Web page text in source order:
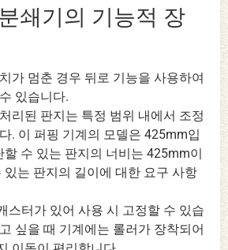
쇄기의 기능적 장
가 멈춘 경우 뒤로 기능을 사용하여
있습니다.
리된 판지는 특정 범위 내에서 조정
. 이 퍼핑 기계의 모델은 425mm입
할 수 있는 판지의 너비는 425mm이
있는 판지의 길이에 대한 요구 사항
스터가 있어 사용 시 고정할 수 있습
싶을 때 기계에는 롤러가 장착되어